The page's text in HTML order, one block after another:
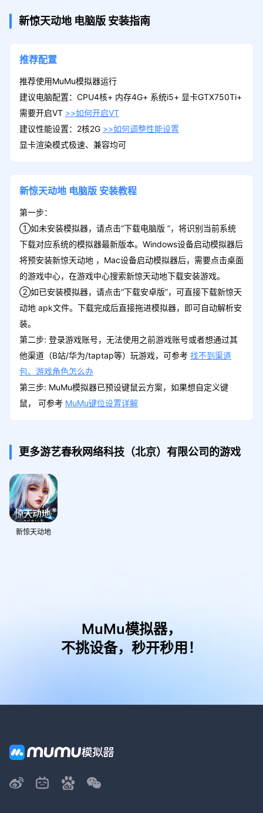
新惊天动地 电脑版 安装指南
推荐配置
推荐使用MuMu模拟器运行
建议电脑配置：CPU4核+ 内存4G+ 系统i5+ 显卡GTX750Ti+
需要开启VT >>如何开启VT
建议性能设置：2核2G >>如何调整性能设置
显卡渲染模式极速、兼容均可
新惊天动地 电脑版 安装教程
第一步：
①如未安装模拟器，请点击“下载电脑版 ”，将识别当前系统
下载对应系统的模拟器最新版本。Windows设备启动模拟器后
将预安装新惊天动地 ，Mac设备启动模拟器后，需要点击桌面
的游戏中心，在游戏中心搜索新惊天动地下载安装游戏。
②如已安装模拟器，请点击“下载安卓版”，可直接下载新惊天
动地 apk文件。下载完成后直接拖进模拟器，即可自动解析安
装。
第二步: 登录游戏账号，无法使用之前游戏账号或者想通过其
他渠道（B站/华为/taptap等）玩游戏，可参考 找不到渠道
包、游戏角色怎么办
第三步: MuMu模拟器已预设键鼠云方案，如果想自定义键
鼠， 可参考 MuMu键位设置详解
更多游艺春秋网络科技（北京）有限公司的游戏
新惊天动地
MuMu模拟器，
不挑设备，秒开秒用！